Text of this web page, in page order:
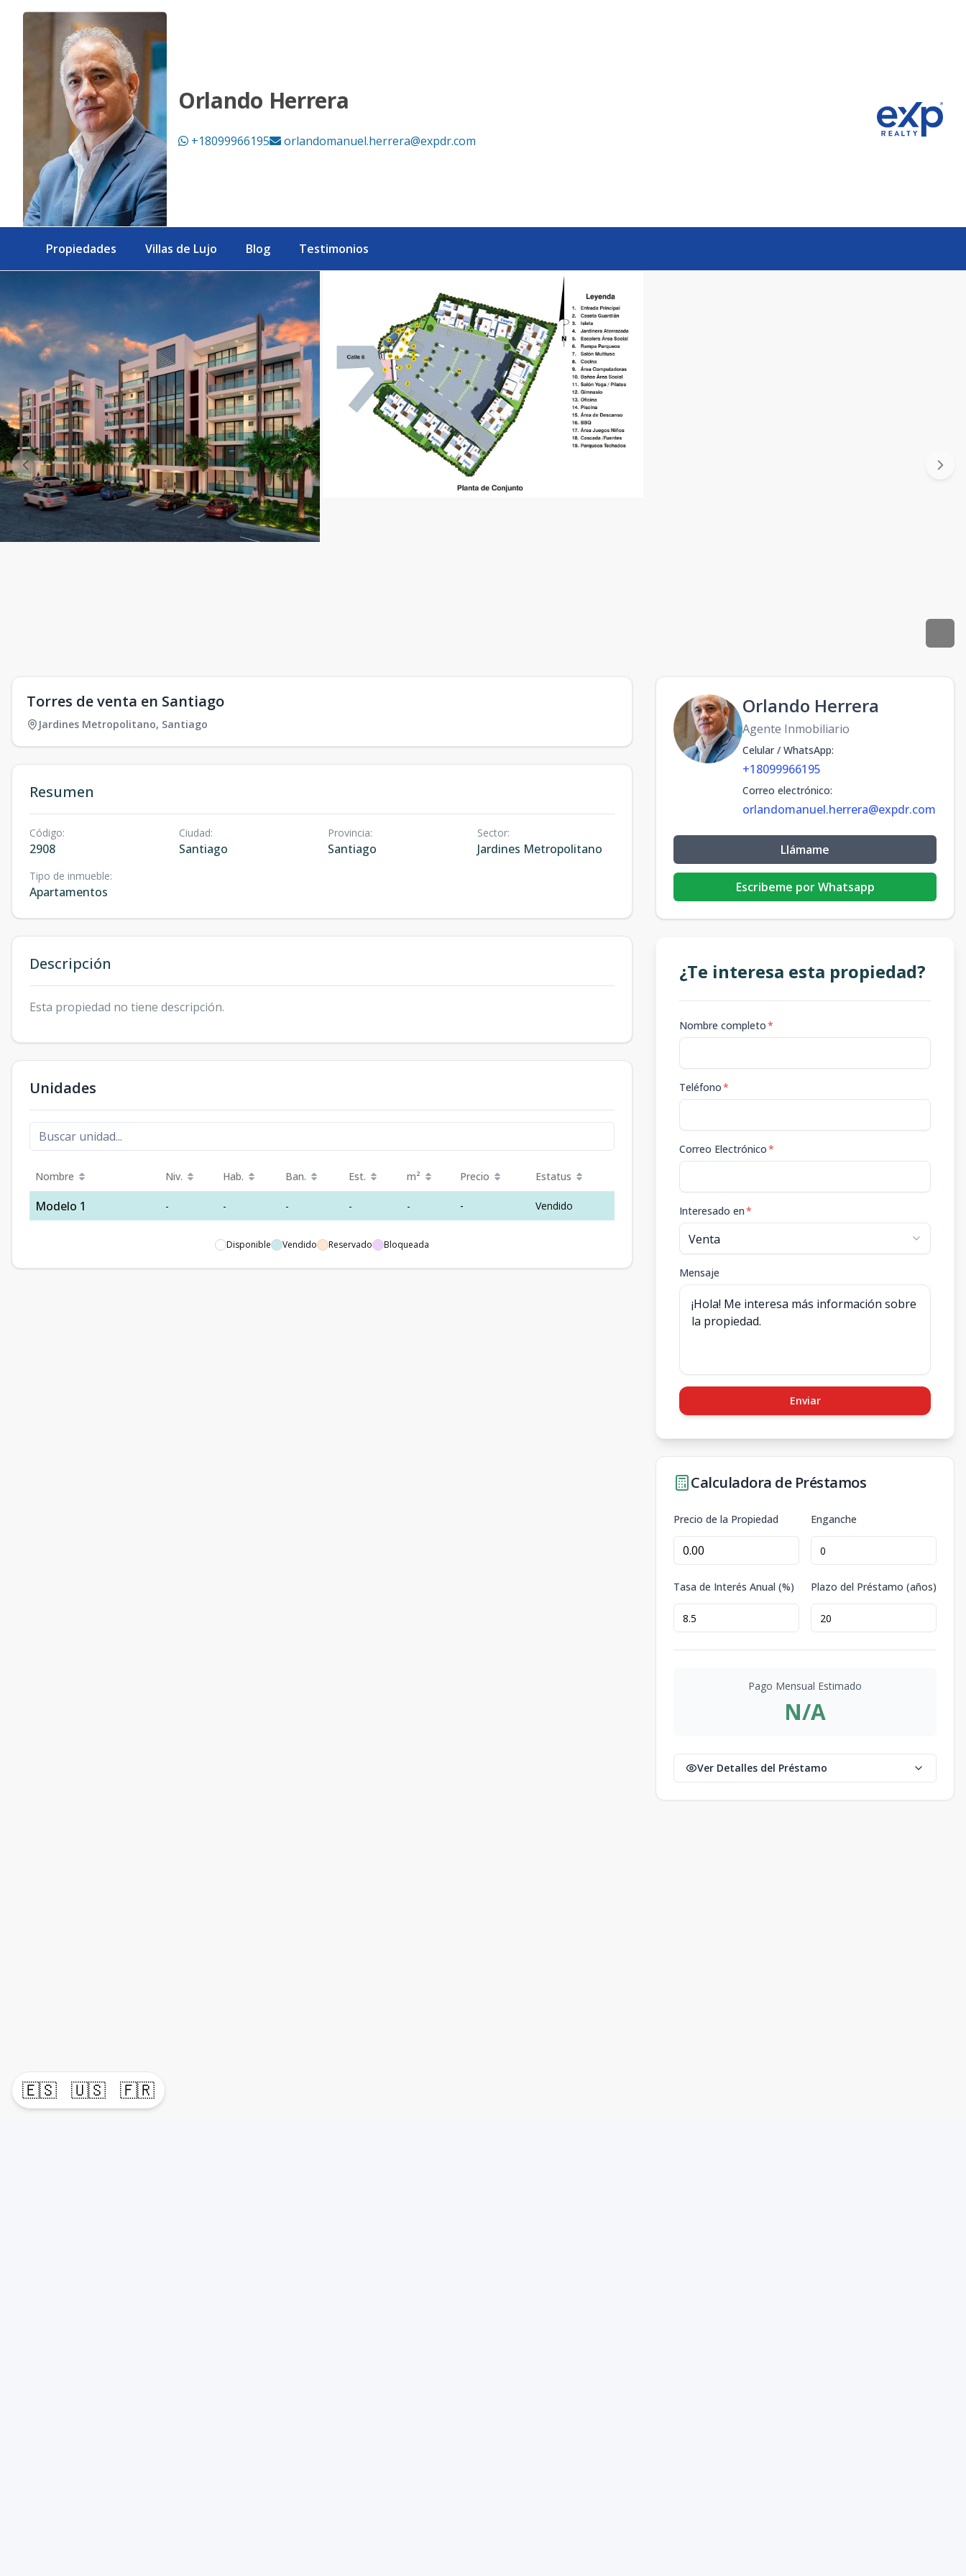
🇪🇸 🇺🇸 🇫🇷
Orlando Herrera
+18099966195 orlandomanuel.herrera@expdr.com
Propiedades Villas de Lujo Blog Testimonios
Torres de venta en Santiago
Jardines Metropolitano, Santiago
Resumen
Código:
2908
Ciudad:
Santiago
Provincia:
Santiago
Sector:
Jardines Metropolitano
Tipo de inmueble:
Apartamentos
Descripción
Esta propiedad no tiene descripción.
Unidades
Nombre Niv. Hab. Ban. Est. m² Precio Estatus
Modelo 1 - - - - - - Vendido
Disponible Vendido Reservado Bloqueada
Orlando Herrera
Agente Inmobiliario
Celular / WhatsApp:
+18099966195
Correo electrónico:
orlandomanuel.herrera@expdr.com
Llámame
Escribeme por Whatsapp
¿Te interesa esta propiedad?
Nombre completo*
Teléfono*
Correo Electrónico*
Interesado en*
Mensaje
Enviar
Calculadora de Préstamos
Precio de la Propiedad Enganche
Tasa de Interés Anual (%) Plazo del Préstamo (años)
Pago Mensual Estimado
N/A
Ver Detalles del Préstamo
Torres de venta en Santiago - eXp Realty República Dominicana